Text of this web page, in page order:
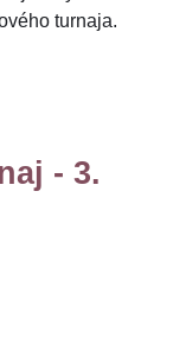
turnaja.
- 3.